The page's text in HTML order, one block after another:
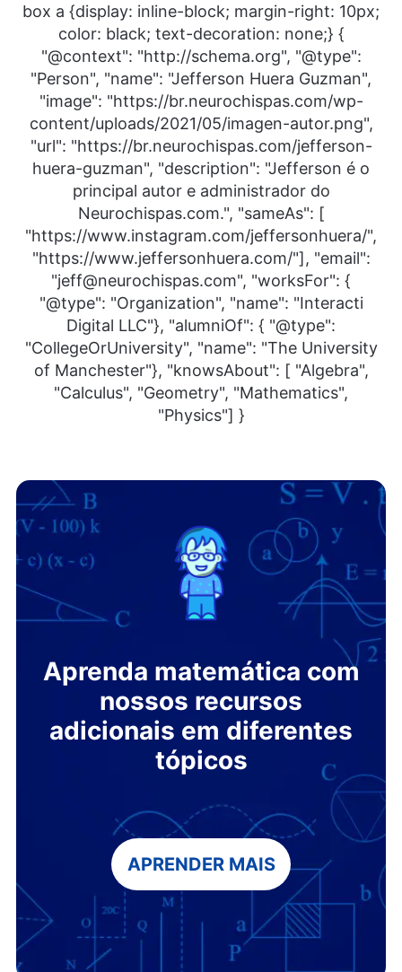
box a {display: inline-block; margin-right: 10px;
color: black; text-decoration: none;} {
"@context": "http://schema.org", "@type":
"Person", "name": "Jefferson Huera Guzman",
"image": "https://br.neurochispas.com/wp-
content/uploads/2021/05/imagen-autor.png",
"url": "https://br.neurochispas.com/jefferson-
huera-guzman", "description": "Jefferson é o
principal autor e administrador do
Neurochispas.com.", "sameAs": [
"https://www.instagram.com/jeffersonhuera/",
"https://www.jeffersonhuera.com/"], "email":
"jeff@neurochispas.com", "worksFor": {
"@type": "Organization", "name": "Interacti
Digital LLC"}, "alumniOf": { "@type":
"CollegeOrUniversity", "name": "The University
of Manchester"}, "knowsAbout": [ "Algebra",
"Calculus", "Geometry", "Mathematics",
"Physics"] }
Aprenda matemática com
nossos recursos
adicionais em diferentes
tópicos
APRENDER MAIS